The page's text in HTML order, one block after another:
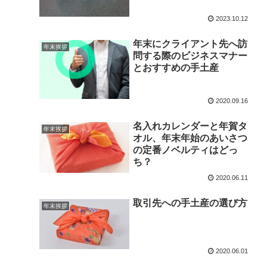
2023.10.12
年末挨拶
年末にクライアント先へ訪
問する際のビジネスマナー
とおすすめの手土産
2020.09.16
年末挨拶
名入れカレンダーと年賀タ
オル、年末年始のあいさつ
の定番ノベルティはどっ
ち？
2020.06.11
年末挨拶 取引先への手土産の選び方
2020.06.01